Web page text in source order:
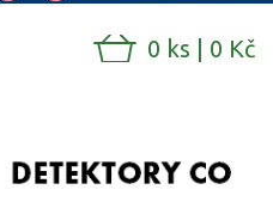
0 ks | 0 Kč